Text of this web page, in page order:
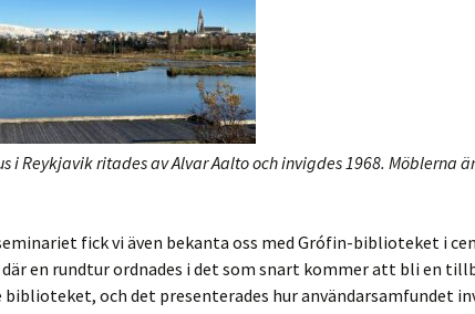
i Reykjavik ritades av Alvar Aalto och invigdes 1968. Möblerna
fick vi även bekanta oss med Grófin-biblioteket i
där en rundtur ordnades i det som snart kommer att bli en
biblioteket, och det presenterades hur användarsamfundet